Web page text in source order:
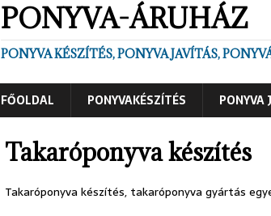
PONYVA-ÁRUHÁZ
PONYVA KÉSZÍTÉS, PONYVA JAVÍTÁS,
FŐOLDAL PONYVAKÉSZÍTÉS PONYVA
Takaróponyva készítés
Takaróponyva készítés, takaróponyva gyártás